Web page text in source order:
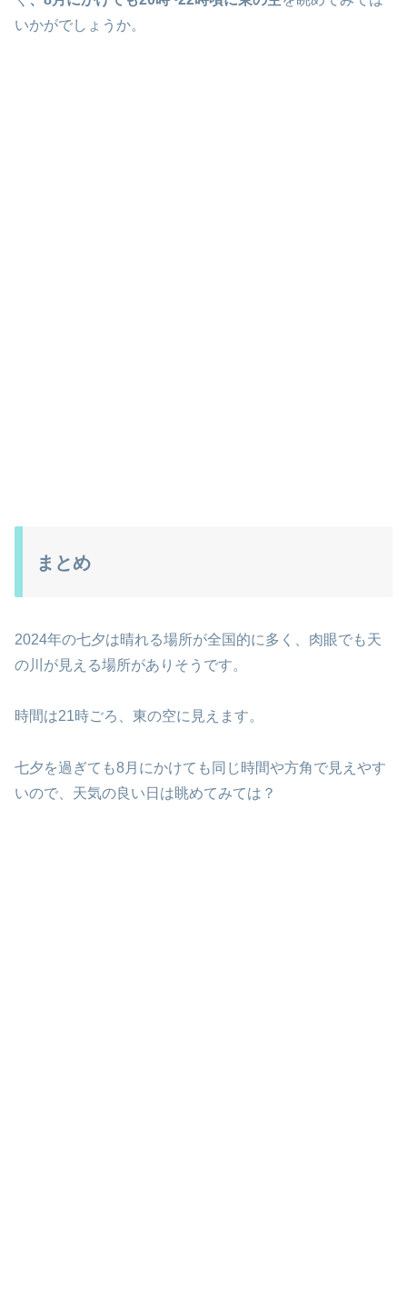
いかがでしょうか。
まとめ
2024年の七夕は晴れる場所が全国的に多く、肉眼でも天
の川が見える場所がありそうです。
時間は21時ごろ、東の空に見えます。
七夕を過ぎても8月にかけても同じ時間や方角で見えやす
いので、天気の良い日は眺めてみては？